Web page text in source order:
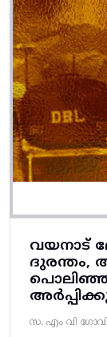
വയനാട്
ദുരന്തം,
സ. എം വി